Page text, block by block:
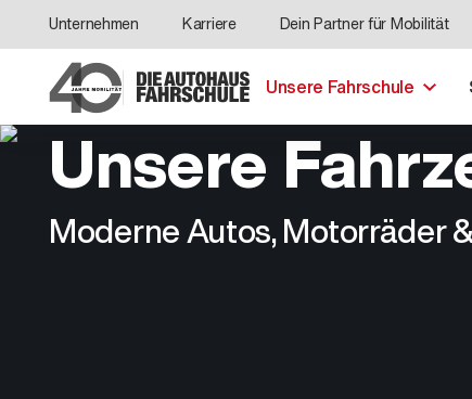
Unternehmen Karriere Dein Partner für Mobilität
Unsere Fahrschule
Unsere
Moderne Autos, Motorräder